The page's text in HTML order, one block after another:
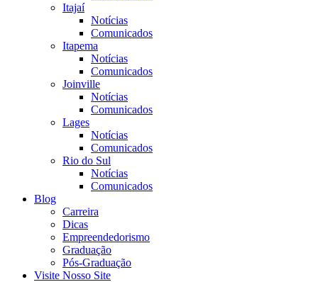
Itajaí
Notícias
Comunicados
Itapema
Notícias
Comunicados
Joinville
Notícias
Comunicados
Lages
Notícias
Comunicados
Rio do Sul
Notícias
Comunicados
Blog
Carreira
Dicas
Empreendedorismo
Graduação
Pós-Graduação
Visite Nosso Site